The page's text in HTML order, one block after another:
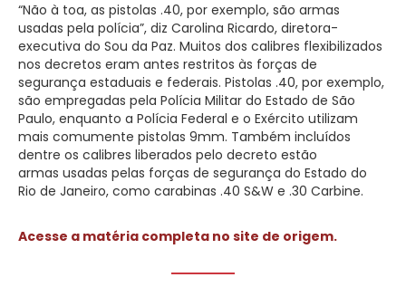
“Não à toa, as pistolas .40, por exemplo, são armas
usadas pela polícia”, diz Carolina Ricardo, diretora-
executiva do Sou da Paz. Muitos dos calibres flexibilizados
nos decretos eram antes restritos às forças de
segurança estaduais e federais. Pistolas .40, por exemplo,
são empregadas pela Polícia Militar do Estado de São
Paulo, enquanto a Polícia Federal e o Exército utilizam
mais comumente pistolas 9mm. Também incluídos
dentre os calibres liberados pelo decreto estão
armas usadas pelas forças de segurança do Estado do
Rio de Janeiro, como carabinas .40 S&W e .30 Carbine.
Acesse a matéria completa no site de origem.